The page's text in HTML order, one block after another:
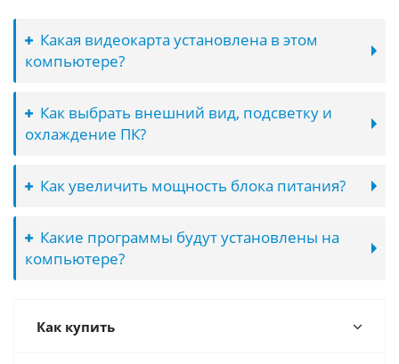
Какая видеокарта установлена в этом
компьютере?
Как выбрать внешний вид, подсветку и
охлаждение ПК?
Как увеличить мощность блока питания?
Какие программы будут установлены на
компьютере?
Как купить